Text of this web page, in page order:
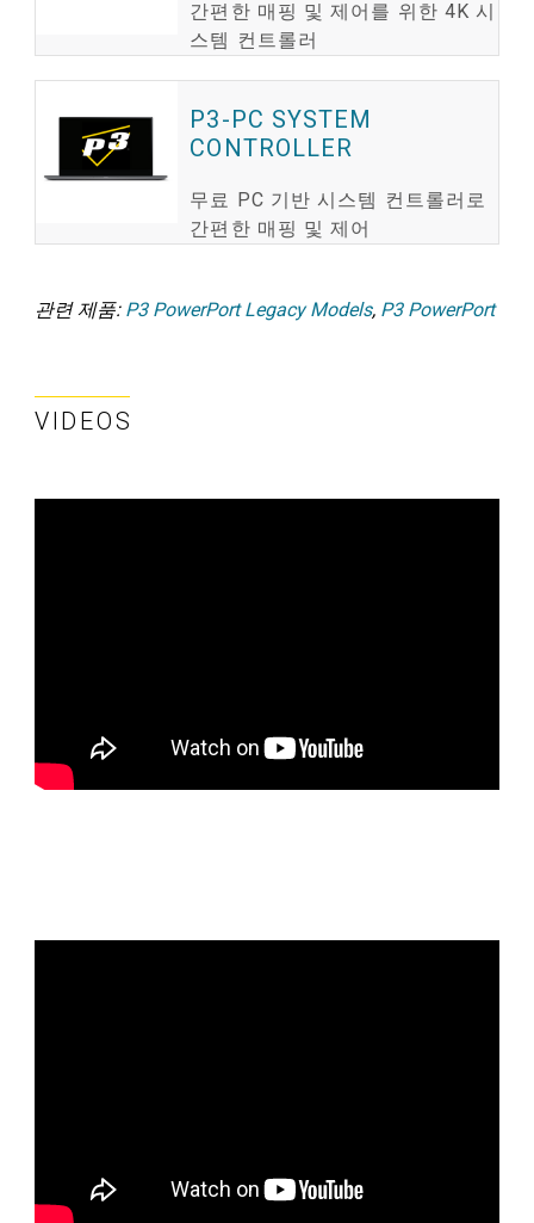
간편한 매핑 및 제어를 위한 4K 시
스템 컨트롤러
P3-PC SYSTEM
CONTROLLER
무료 PC 기반 시스템 컨트롤러로
간편한 매핑 및 제어
관련 제품: P3 PowerPort Legacy Models, P3 PowerPort
VIDEOS